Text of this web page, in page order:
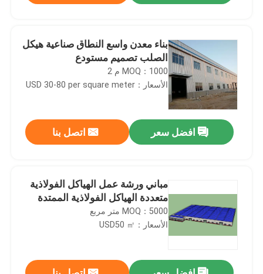
بيت
منتجات
أشرطة فيديو
بناء معدن واسع النطاق صناعية هيكل
الصلب تصميم مستودع
MOQ：1000 م 2
الأسعار：USD 30-80 per square meter
افضل سعر اتصل بنا
مباني ورشة عمل الهياكل الفولاذية
متعددة الهياكل الفولاذية الممتدة
MOQ：5000 متر مربع
الأسعار：USD50 ㎡